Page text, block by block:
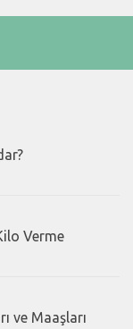
Verme
ve Maaşları